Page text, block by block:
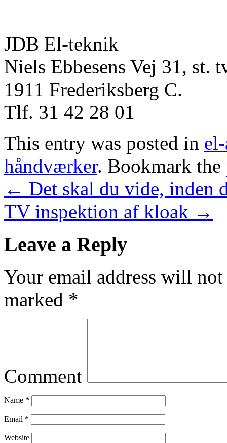
JDB El-teknik
Niels Ebbesens Vej 31, st.
1911 Frederiksberg C.
Tlf. 31 42 28 01
This entry was posted in
håndværker. Bookmark the
← Det skal du vide, inden
TV inspektion af kloak →
Leave a Reply
Your email address will
marked *
Comment
Name *
Email *
Website